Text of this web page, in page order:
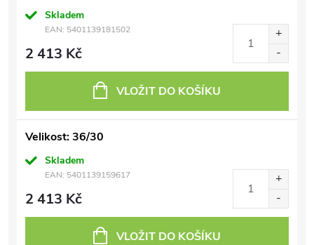
Skladem
EAN: 5401139181502
2 413 Kč
VLOŽIT DO KOŠÍKU
Velikost: 36/30
Skladem
EAN: 5401139159617
2 413 Kč
VLOŽIT DO KOŠÍKU